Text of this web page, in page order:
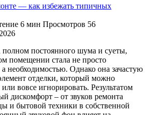
— как избежать типичных
6 мин Просмотров 56
постоянного шума и суеты,
помещении стала не просто
необходимостью. Однако она зачастую
отделки, который можно
вовсе игнорировать. Результатом
дискомфорт – от звуков ремонта
и бытовой техники в собственной